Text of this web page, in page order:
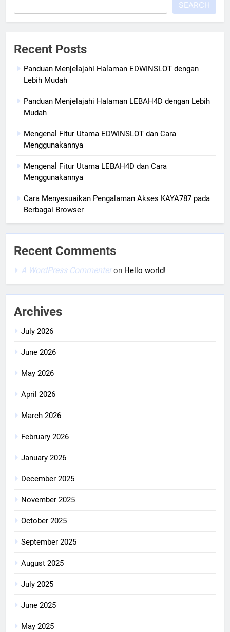
SEARCH
Recent Posts
Panduan Menjelajahi Halaman EDWINSLOT dengan
Lebih Mudah
Panduan Menjelajahi Halaman LEBAH4D dengan Lebih
Mudah
Mengenal Fitur Utama EDWINSLOT dan Cara
Menggunakannya
Mengenal Fitur Utama LEBAH4D dan Cara
Menggunakannya
Cara Menyesuaikan Pengalaman Akses KAYA787 pada
Berbagai Browser
Recent Comments
A WordPress Commenteron Hello world!
Archives
July 2026
June 2026
May 2026
April 2026
March 2026
February 2026
January 2026
December 2025
November 2025
October 2025
September 2025
August 2025
July 2025
June 2025
May 2025